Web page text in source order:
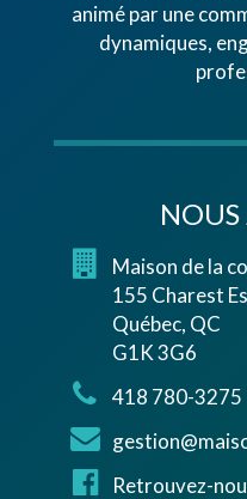
animé par une
dynamiques,
Maison de la
155 Charest
Québec, QC
G1K 3G6
418 780-3275
Retrouvez-